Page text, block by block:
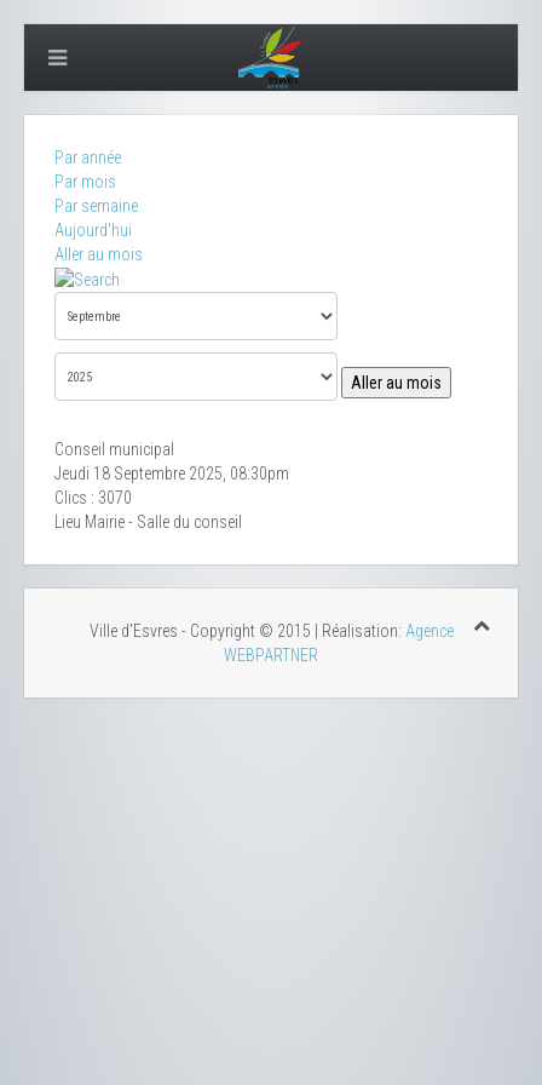
Par année
Par mois
Par semaine
Aujourd'hui
Aller au mois
Aller au mois
Conseil municipal
Jeudi 18 Septembre 2025, 08:30pm
Clics : 3070
Lieu Mairie - Salle du conseil
Ville d'Esvres - Copyright © 2015 | Réalisation: Agence
WEBPARTNER